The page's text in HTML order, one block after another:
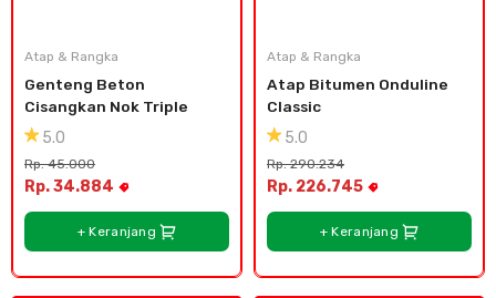
Atap & Rangka
Genteng Beton
Cisangkan Nok Triple
5.0
Rp. 45.000
Rp. 34.884
+ Keranjang
Atap & Rangka
Atap Bitumen Onduline
Classic
5.0
Rp. 290.234
Rp. 226.745
+ Keranjang